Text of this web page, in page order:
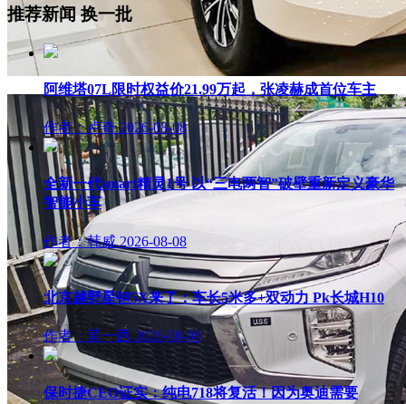
推荐新闻换一批
阿维塔07L限时权益价21.99万起，张凌赫成首位车主
作者：卢奇 2026-08-08
全新一代smart精灵1号 以“三电两智”破壁重新定义豪华
智能小车
作者：韩威 2026-08-08
北京越野星钽5X来了：车长5米多+双动力 Pk长城H10
作者：莫一西 2026-08-08
保时捷CEO证实：纯电718将复活！因为奥迪需要